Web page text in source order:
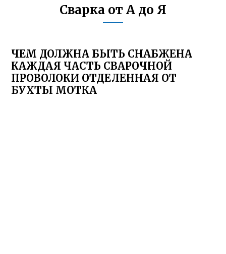
Сварка от А до Я
ЧЕМ ДОЛЖНА БЫТЬ СНАБЖЕНА
КАЖДАЯ ЧАСТЬ СВАРОЧНОЙ
ПРОВОЛОКИ ОТДЕЛЕННАЯ ОТ
БУХТЫ МОТКА